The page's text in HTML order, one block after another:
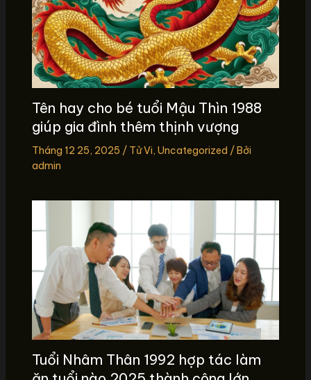
Tên hay cho bé tuổi Mậu Thìn 1988
giúp gia đình thêm thịnh vượng
Tháng 12 25, 2025 / Tử Vi, Uncategorized / Bởi
admin
Tuổi Nhâm Thân 1992 hợp tác làm